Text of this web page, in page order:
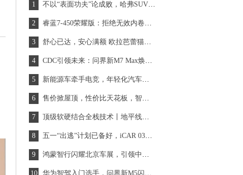
不以“表面功夫”论成败，哈弗SUV更重视“内外兼修”
睿蓝7-450荣耀版：拒绝无效内卷，定义11万级产品新高度
舒心已达，安心满额 欧拉芭蕾猫陪你优雅一“夏”
CDC引领未来：问界新M7 Max焕新版底盘升级驾驶质感再提升
新能源车牵手电竞，年轻化汽车品牌有了新表达
售价掀屋顶，性价比天花板，智己L6绝对有“爆品”潜质
顶级软硬结合全栈技术丨地平线正式发布征程®6系列车载智能计算方案
五一“出逃”计划已备好，iCAR 03带来超越期待的高阶智驾体验
鸿蒙智行闪耀北京车展，引领中国新能源汽车迈向新征程
华为智驾入门选手，问界新M5闪耀登陆北京车展